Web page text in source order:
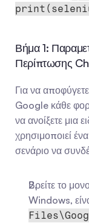
Βήμα 1:
Περίπτωσης
Για να
Google κάθε
να ανοίξετε μια
χρησιμοποιεί
σενάριο να
Βρείτε το
Windows,